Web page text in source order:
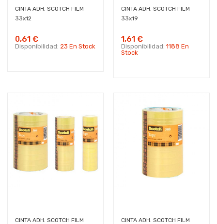
CINTA ADH. SCOTCH FILM
33x12
0,61 €
Disponibilidad: 23 En Stock
CINTA ADH. SCOTCH FILM
33x19
1,61 €
Disponibilidad: 1188 En
Stock
CINTA ADH. SCOTCH FILM
CINTA ADH. SCOTCH FILM